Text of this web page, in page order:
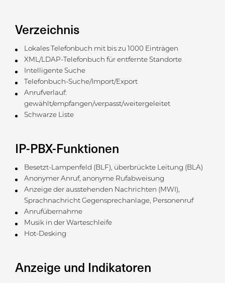
Verzeichnis
Lokales Telefonbuch mit bis zu 1000 Einträgen
XML/LDAP-Telefonbuch für entfernte Standorte
Intelligente Suche
Telefonbuch-Suche/Import/Export
Anrufverlauf:
gewählt/empfangen/verpasst/weitergeleitet
Schwarze Liste
IP-PBX-Funktionen
Besetzt-Lampenfeld (BLF), überbrückte Leitung (BLA)
Anonymer Anruf, anonyme Rufabweisung
Anzeige der ausstehenden Nachrichten (MWI),
Sprachnachricht Gegensprechanlage, Personenruf
Anrufübernahme
Musik in der Warteschleife
Hot-Desking
Anzeige und Indikatoren